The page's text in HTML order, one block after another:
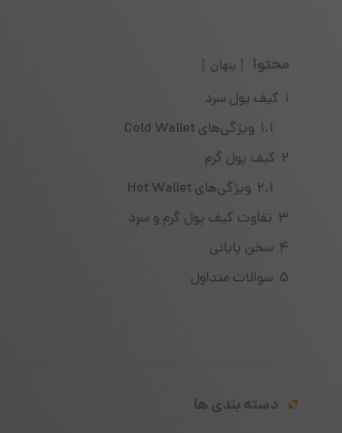
محتوا پنهان
1 کیف پول سرد
1.1 ویژگی‌های Cold Wallet
2 کیف پول گرم
2.1 ویژگی‌های Hot Wallet
3 تفاوت کیف پول گرم و سرد
4 سخن پایانی
5 سوالات متداول
دسته بندی ها